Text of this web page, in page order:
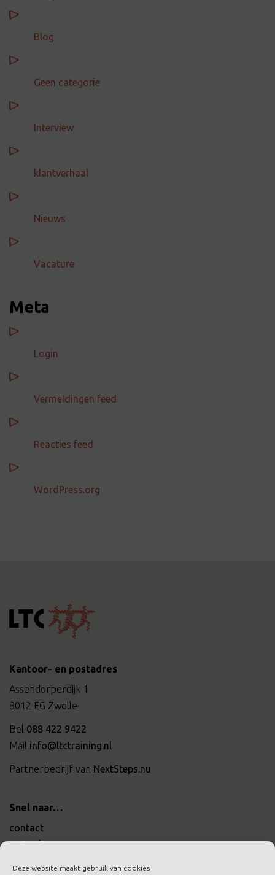
Deze website maakt gebruik van cookies
Blog
Geen categorie
Interview
klantverhaal
Nieuws
Vacature
Meta
Login
Vermeldingen feed
Reacties feed
WordPress.org
Kantoor- en postadres
Assendorperdijk 1
8012 EG Zwolle
Bel 088 422 9422
Mail info@ltctraining.nl
Partnerbedrijf van NextSteps.nu
Snel naar…
contact
actueel